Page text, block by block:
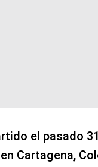
el pasado
Cartagena,